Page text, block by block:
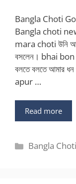
Bangla Choti
Bangla choti new
mara choti উনি
বসলেন। bhai bon
বলতে বলতে আমার ধন
apur …
Read more
Categories
Bangla Choti